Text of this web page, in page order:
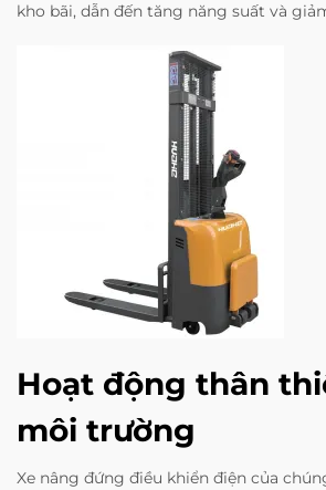
kho bãi, dẫn đến tăng năng suất và
Hoạt động thân
môi trường
Xe nâng đứng điều khiển điện của